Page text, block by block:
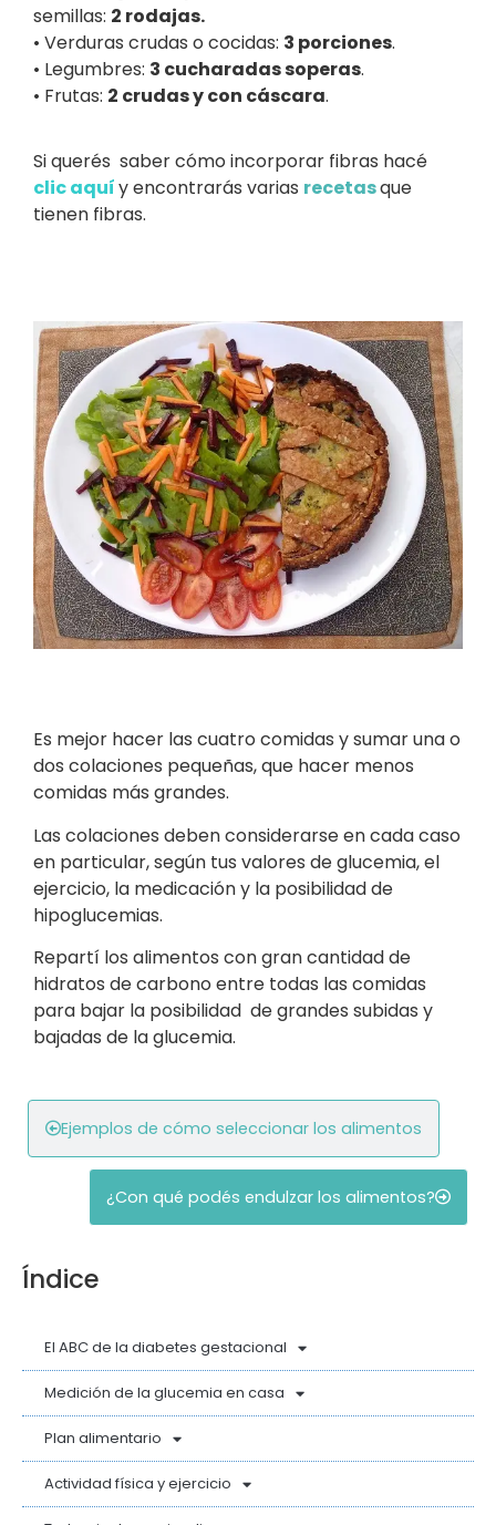
semillas: 2 rodajas.
• Verduras crudas o cocidas: 3 porciones.
• Legumbres: 3 cucharadas soperas.
• Frutas: 2 crudas y con cáscara.
Si querés saber cómo incorporar fibras hacé
clic aquíy encontrarás varias recetasque
tienen fibras.
Es mejor hacer las cuatro comidas y sumar una o
dos colaciones pequeñas, que hacer menos
comidas más grandes.
Las colaciones deben considerarse en cada caso
en particular, según tus valores de glucemia, el
ejercicio, la medicación y la posibilidad de
hipoglucemias.
Repartí los alimentos con gran cantidad de
hidratos de carbono entre todas las comidas
para bajar la posibilidad de grandes subidas y
bajadas de la glucemia.
Ejemplos de cómo seleccionar los alimentos
¿Con qué podés endulzar los alimentos?
Índice
El ABC de la diabetes gestacional
Medición de la glucemia en casa
Plan alimentario
Actividad física y ejercicio